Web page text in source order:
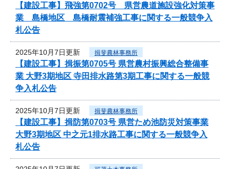
【建設工事】飛強第0702号 県営農道施設強化対策事
業 島橋地区 島橋耐震補強工事に関する一般競争入
札公告
2025年10月7日更新 揖斐農林事務所
【建設工事】揖振第0705号 県営農村振興総合整備事
業 大野3期地区 寺田排水路第3期工事に関する一般競
争入札公告
2025年10月7日更新 揖斐農林事務所
【建設工事】揖防第0703号 県営ため池防災対策事業
大野3期地区 中之元1排水路工事に関する一般競争入
札公告